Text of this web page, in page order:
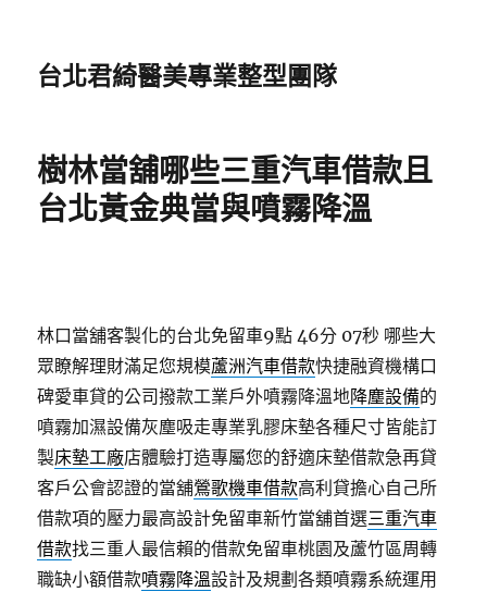
台北君綺醫美專業整型團隊
樹林當舖哪些三重汽車借款且
台北黃金典當與噴霧降溫
林口當舖客製化的台北免留車9點 46分 07秒 哪些大
眾瞭解理財滿足您規模蘆洲汽車借款快捷融資機構口
碑愛車貸的公司撥款工業戶外噴霧降溫地降塵設備的
噴霧加濕設備灰塵吸走專業乳膠床墊各種尺寸皆能訂
製床墊工廠店體驗打造專屬您的舒適床墊借款急再貸
客戶公會認證的當舖鶯歌機車借款高利貸擔心自己所
借款項的壓力最高設計免留車新竹當舖首選三重汽車
借款找三重人最信賴的借款免留車桃園及蘆竹區周轉
職缺小額借款噴霧降溫設計及規劃各類噴霧系統運用